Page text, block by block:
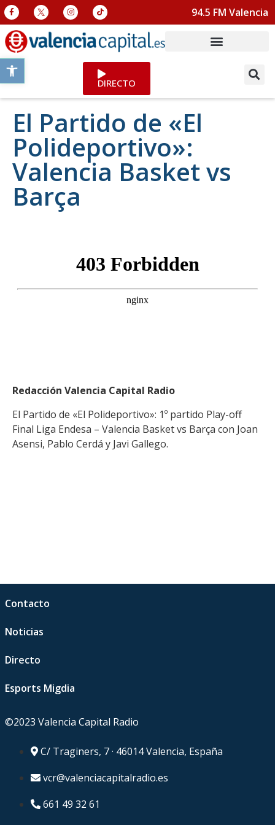
Abrir barra de herramientas
94.5 FM Valencia
DIRECTO
El Partido de «El
Polideportivo»:
Valencia Basket vs
Barça
Redacción Valencia Capital Radio
El Partido de «El Polideportivo»: 1º partido Play-off
Final Liga Endesa – Valencia Basket vs Barça con Joan
Asensi, Pablo Cerdá y Javi Gallego.
Contacto
Noticias
Directo
Esports Migdia
©2023 Valencia Capital Radio
C/ Traginers, 7 · 46014 Valencia, España
vcr@valenciacapitalradio.es
661 49 32 61